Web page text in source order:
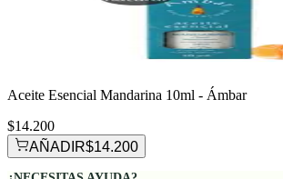
Aceite Esencial Mandarina 10ml - Ámbar
$14.200
AÑADIR$14.200